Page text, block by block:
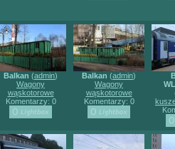
Balkan (admin)
Wagony
wąskotorowe
Komentarzy: 0
Balkan (admin)
Wagony
wąskotorowe
Komentarzy: 0